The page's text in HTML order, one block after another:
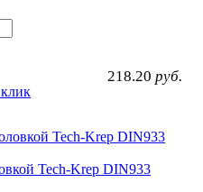
218.20 руб.
Tech-Krep DIN933